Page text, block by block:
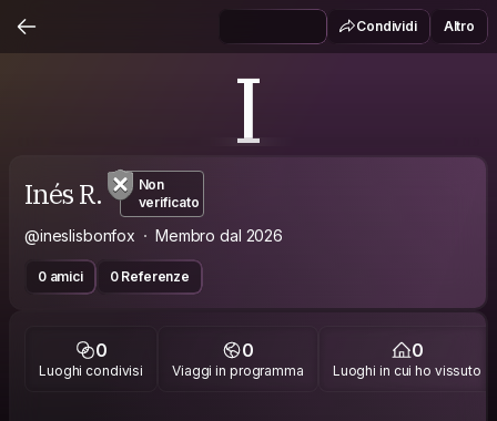
Condividi Altro
I
Inés R.
Non
verificato
@ineslisbonfox Membro dal 2026
0 amici 0 Referenze
0
Luoghi condivisi
0
Viaggi in programma
0
Luoghi in cui ho vissuto